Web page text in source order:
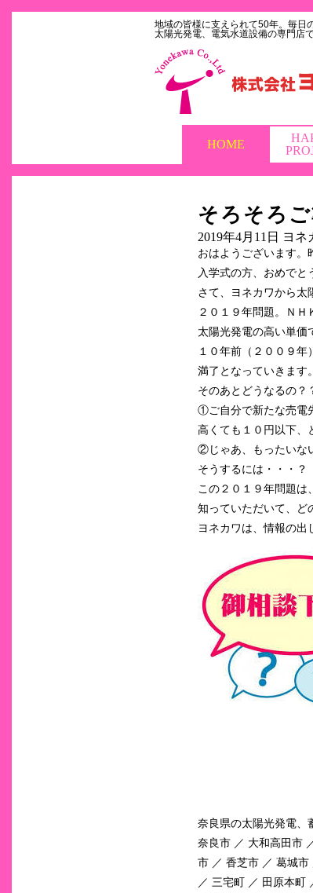
地域の皆様に支えられて50年。毎日
太陽光発電、電気水道設備の専門店
HOME
そろそろ
2019年4月11日 ヨネ
おはようございます。
入学式の方、おめでと
さて、ヨネカワから太
２０１９年問題。ＮＨ
太陽光発電の高い単価
１０年前（２００９
満了となっていきます。
そのあとどうなるの？
①ご自分で新たな売電
高くても１０円以下、
②じゃあ、もったいな
そうするには・・・？
この２０１９年問題は
知っていただいて、ど
ヨネカワは、情報の
奈良県の太陽光発電、
奈良市 ／ 大和高田市
市 ／ 香芝市 ／ 葛城市
／ 三宅町 ／ 田原本町